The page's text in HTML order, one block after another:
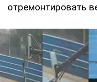
отремонтировать